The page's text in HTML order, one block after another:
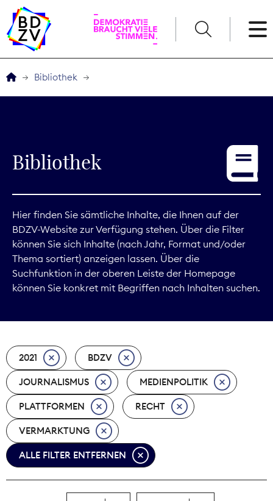
Service
Digitales
Kommunikation
Marktdaten
Nachhaltigkeit
Nachwuchs
Nova Award
Pressefreiheit
Print
Bibliothek
Bibliothek
Hier finden Sie sämtliche Inhalte, die Ihnen auf der
BDZV-Website zur Verfügung stehen. Über die Filter
können Sie sich Inhalte (nach Jahr, Format und/oder
Thema sortiert) anzeigen lassen. Über die
Suchfunktion in der oberen Leiste der Homepage
können Sie konkret mit Begriffen nach Inhalten suchen.
2021 BDZV
JOURNALISMUS MEDIENPOLITIK
PLATTFORMEN RECHT
VERMARKTUNG
ALLE FILTER ENTFERNEN